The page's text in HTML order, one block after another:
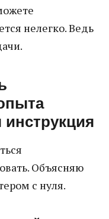
нелегко. Ведь
Объясняю
с нуля.